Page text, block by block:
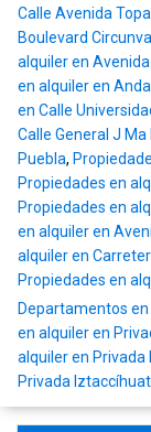
Calle Avenida
Boulevard
alquiler en
en alquiler en
en Calle
Calle General J Ma
Puebla,
Propiedades en
Propiedades en
en alquiler en
alquiler en
Propiedades en
Departamentos
en alquiler en
alquiler en
Privada